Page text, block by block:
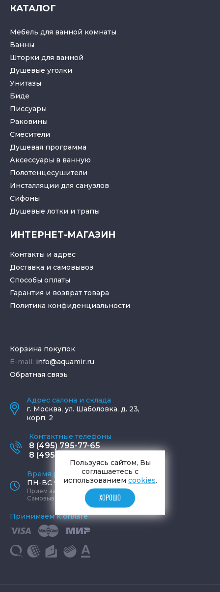
КАТАЛОГ
Мебель для ванной комнаты
Ванны
Шторки для ванной
Душевые уголки
Унитазы
Биде
Писсуары
Раковины
Смесители
Душевая программа
Аксессуары в ванную
Полотенцесушители
Инсталляции для санузлов
Cифоны
Душевые лотки и трапы
ИНТЕРНЕТ-МАГАЗИН
Контакты и адрес
Доставка и самовывоз
Способы оплаты
Гарантия и возврат товара
Политика конфиденциальности
Корзина покупок
E-mail: info@aquamir.ru
Обратная связь
Адрес салона и склада
г. Москва, ул. Шаболовка, д. 23,
корп. 2
Контактные телефоны
8 (495) 795-77-65
8 (495) 797-11-67
Время работы офиса
ПН-ВС 9:00 - 19:00
Прием заказов круглосуточно
Самовывоз ПН-СБ 9-19, ВС 12-17
Принимаем к оплате
Пользуясь сайтом, Вы
соглашаетесь с
использованием cookies.
ХОРОШО